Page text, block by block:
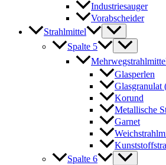
Industriesauger
Vorabscheider
Strahlmittel
Spalte 5
Glasperlen
Glasgranulat
Korund
Metallische
Garnet
Spalte 6